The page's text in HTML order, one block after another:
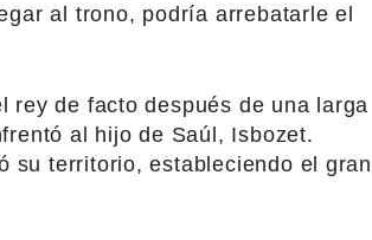
al trono, podría arrebatarle el
rey de facto después de una larga
al hijo de Saúl, Isbozet.
su territorio, estableciendo el gran